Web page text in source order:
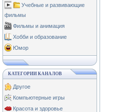
Учебные и развивающие
фильмы
Фильмы и анимация
Хобби и образование
Юмор
КАТЕГОРИИ КАНАЛОВ
Другое
Компьютерные игры
Красота и здоровье